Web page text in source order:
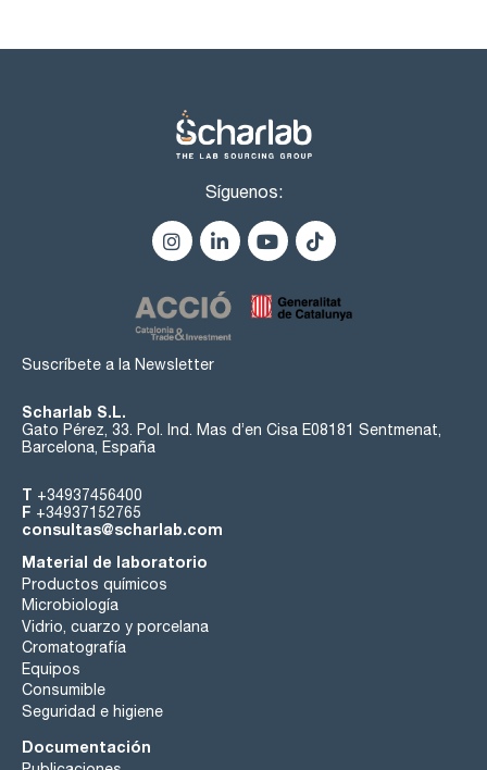
Se requiere pedir paquete de equipamiento junto con el
Síguenos:
Suscríbete a la Newsletter
Scharlab S.L.
Gato Pérez, 33. Pol. Ind. Mas d’en Cisa E08181 Sentmenat,
Barcelona, España
T +34937456400
F +34937152765
consultas@scharlab.com
Material de laboratorio
Productos químicos
Microbiología
Vidrio, cuarzo y porcelana
Cromatografía
Equipos
Consumible
Seguridad e higiene
Documentación